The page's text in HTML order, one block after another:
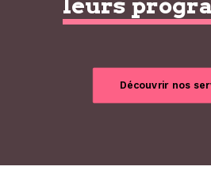
Découvrir nos